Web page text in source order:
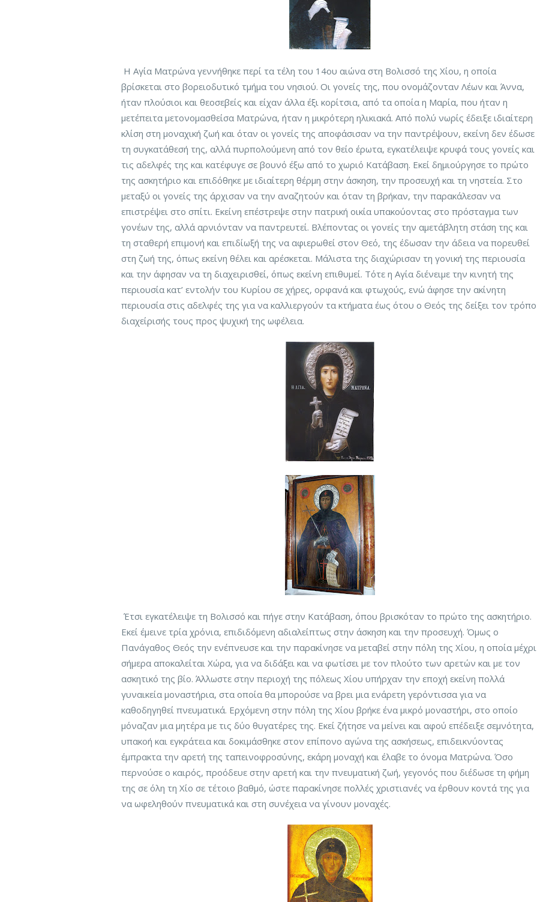
Η Αγία Ματρώνα γεννήθηκε περί τα τέλη του 14ου αιώνα στη Βολισσό της Χίου, η οποία
βρίσκεται στο βορειοδυτικό τμήμα του νησιού. Οι γονείς της, που ονομάζονταν Λέων και Άννα,
ήταν πλούσιοι και θεοσεβείς και είχαν άλλα έξι κορίτσια, από τα οποία η Μαρία, που ήταν η
μετέπειτα μετονομασθείσα Ματρώνα, ήταν η μικρότερη ηλικιακά. Από πολύ νωρίς έδειξε ιδιαίτερη
κλίση στη μοναχική ζωή και όταν οι γονείς της αποφάσισαν να την παντρέψουν, εκείνη δεν έδωσε
τη συγκατάθεσή της, αλλά πυρπολούμενη από τον θείο έρωτα, εγκατέλειψε κρυφά τους γονείς και
τις αδελφές της και κατέφυγε σε βουνό έξω από το χωριό Κατάβαση. Εκεί δημιούργησε το πρώτο
της ασκητήριο και επιδόθηκε με ιδιαίτερη θέρμη στην άσκηση, την προσευχή και τη νηστεία. Στο
μεταξύ οι γονείς της άρχισαν να την αναζητούν και όταν τη βρήκαν, την παρακάλεσαν να
επιστρέψει στο σπίτι. Εκείνη επέστρεψε στην πατρική οικία υπακούοντας στο πρόσταγμα των
γονέων της, αλλά αρνιόνταν να παντρευτεί. Βλέποντας οι γονείς την αμετάβλητη στάση της και
τη σταθερή επιμονή και επιδίωξή της να αφιερωθεί στον Θεό, της έδωσαν την άδεια να πορευθεί
στη ζωή της, όπως εκείνη θέλει και αρέσκεται. Μάλιστα της διαχώρισαν τη γονική της περιουσία
και την άφησαν να τη διαχειρισθεί, όπως εκείνη επιθυμεί. Τότε η Αγία διένειμε την κινητή της
περιουσία κατ’ εντολήν του Κυρίου σε χήρες, ορφανά και φτωχούς, ενώ άφησε την ακίνητη
περιουσία στις αδελφές της για να καλλιεργούν τα κτήματα έως ότου ο Θεός της δείξει τον τρόπο
διαχείρισής τους προς ψυχική της ωφέλεια.
Έτσι εγκατέλειψε τη Βολισσό και πήγε στην Κατάβαση, όπου βρισκόταν το πρώτο της ασκητήριο.
Εκεί έμεινε τρία χρόνια, επιδιδόμενη αδιαλείπτως στην άσκηση και την προσευχή. Όμως ο
Πανάγαθος Θεός την ενέπνευσε και την παρακίνησε να μεταβεί στην πόλη της Χίου, η οποία μέχρι
σήμερα αποκαλείται Χώρα, για να διδάξει και να φωτίσει με τον πλούτο των αρετών και με τον
ασκητικό της βίο. Άλλωστε στην περιοχή της πόλεως Χίου υπήρχαν την εποχή εκείνη πολλά
γυναικεία μοναστήρια, στα οποία θα μπορούσε να βρει μια ενάρετη γερόντισσα για να
καθοδηγηθεί πνευματικά. Ερχόμενη στην πόλη της Χίου βρήκε ένα μικρό μοναστήρι, στο οποίο
μόναζαν μια μητέρα με τις δύο θυγατέρες της. Εκεί ζήτησε να μείνει και αφού επέδειξε σεμνότητα,
υπακοή και εγκράτεια και δοκιμάσθηκε στον επίπονο αγώνα της ασκήσεως, επιδεικνύοντας
έμπρακτα την αρετή της ταπεινοφροσύνης, εκάρη μοναχή και έλαβε το όνομα Ματρώνα. Όσο
περνούσε ο καιρός, προόδευε στην αρετή και την πνευματική ζωή, γεγονός που διέδωσε τη φήμη
της σε όλη τη Χίο σε τέτοιο βαθμό, ώστε παρακίνησε πολλές χριστιανές να έρθουν κοντά της για
να ωφεληθούν πνευματικά και στη συνέχεια να γίνουν μοναχές.